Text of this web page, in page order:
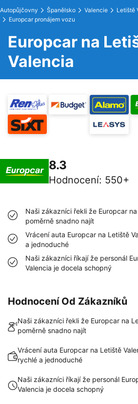
Autopůjčovny Španělsko Valencie
Letiště
Europcar pronájem vozu
Europcar na
Valencia
8.3
Hodnocení: 550+
Naši zákazníci řekli že Europcar
poměrně snadno najít
Vrácení auta Europcar na Letiště
a jednoduché
Naši zákazníci říkají že personál
Valencia je docela schopný
Hodnocení Od Zákazníků
Naši zákazníci řekli že Europcar na
poměrně snadno najít
Vrácení auta Europcar na Letiště
rychlé a jednoduché
Naši zákazníci říkají že personál
Valencia je docela schopný